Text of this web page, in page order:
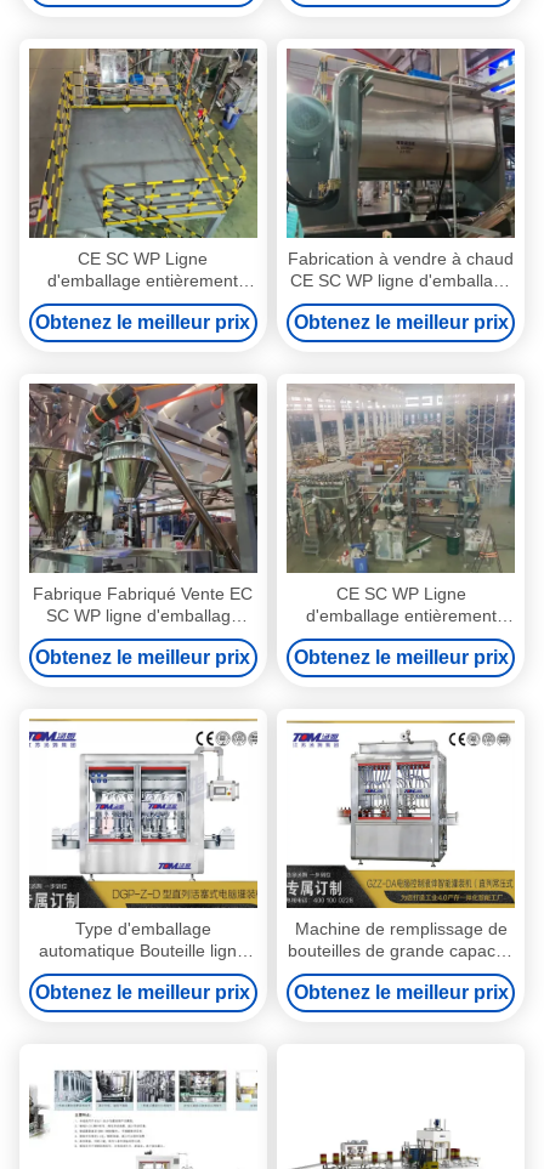
100ml-1L
CE SC WP Ligne
d'emballage entièrement
automatique de pesticides
pour l'emballage des sacs
Obtenez le meilleur prix
Fabrication à vendre à chaud
CE SC WP ligne d'emballage
de pesticides entièrement
automatique pour
l'emballage de sacs
Obtenez le meilleur prix
Fabrique Fabriqué Vente EC
SC WP ligne d'emballage
entièrement automatique de
pesticides pour l'emballage
de sacs
Obtenez le meilleur prix
CE SC WP Ligne
d'emballage entièrement
automatique de pesticides
pour bouteille agro-chimique
100ml-1L
Obtenez le meilleur prix
Type d'emballage
automatique Bouteille ligne
d'emballage de pesticide
Taille 2000*1200*2300mm
Obtenez le meilleur prix
Machine de remplissage de
bouteilles de grande capacité
ligne d'emballage de
pesticides 50-1000 ml
Obtenez le meilleur prix